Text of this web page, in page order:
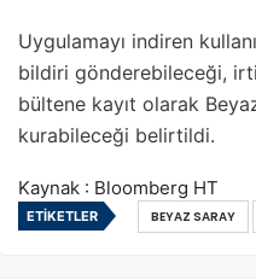
Uygulamayı indiren
bildiri gönderebileceği,
bültene kayıt olarak
kurabileceği belirtildi.
Kaynak : Bloomberg HT
ETIKETLER BEYAZ SARAY